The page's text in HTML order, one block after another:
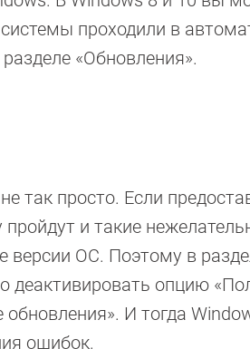
проходили в
«Обновления».
так просто. Если
и такие
версии ОС. Поэтому в
деактивировать опцию
И тогда
ошибок.